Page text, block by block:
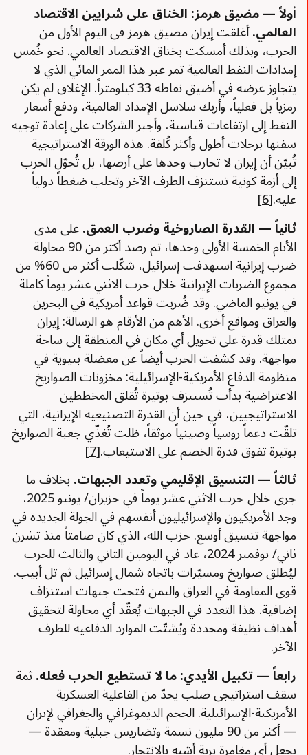
أولاً — مضيق هرمز: الخناق على شرايين الاقتصاد
العالمي.أغلقت إيران مضيق هرمز في اليوم الأول من
الحرب، وبذلك أمسكت بخناق الاقتصاد العالمي. نحو خُمس
إمدادات النفط العالمية تمر عبر هذا الممر المائي الذي لا
يتجاوز عرضه في أضيق نقاطه 33 كيلومتراً. الإغلاق لم يكن
رمزياً بل فعلياً، وأربك سلاسل الإمداد العالمية، ودفع أسعار
النفط إلى ارتفاعات قياسية، وأجبر الشركات على إعادة توجيه
سفنها برحلات أطول وأكثر كُلفة. هذه الورقة الاستراتيجية
تُبيّن أن إيران لا تحارب وحدها على أرضها، بل تُحوّل الحرب
إلى أزمة كونية تستنزف الطرف الآخر وتجلب ضغطاً دولياً
عليه.[6]
ثانياً — القدرة الصاروخية وضرب العمق.على مدى
الأيام الخمسة الأولى وحدها، تم رصد أكثر من 90 محاولة
ضرب إيرانية استهدفت إسرائيل، شكّلت أكثر من 60% من
مجموع الضربات الإيرانية خلال حرب الاثني عشر يوماً كاملة
في يونيو الماضي. وقد ضُربت قواعد أمريكية في البحرين
والعراق ومواقع أخرى. الأهم من الأرقام هو الرسالة: إيران
تمتلك قدرة على تحويل أي مكان في المنطقة إلى ساحة
مواجهة. وقد كشفت الحرب أيضاً عن معضلة بنيوية في
منظومة الدفاع الأمريكية-الإسرائيلية: مخزونات الصواريخ
الاعتراضية بدأت تُستنزف بوتيرة تُقلق المخططين
الاستراتيجيين، في حين أن القدرة التصنيعية الإيرانية، التي
تلقّت دعماً روسياً وصينياً موثقاً، ظلت تُغذّي جعبة الصواريخ
بوتيرة تفوق قدرة الخصم على الاستيعاب.[7]
ثالثاً — التنسيق الإقليمي وتعدد الجبهات.بخلاف ما
جرى خلال حرب الاثني عشر يوماً في حزيران/ يونيو 2025،
وجد الأمريكيون والإسرائيليون أنفسهم في الجولة الجديدة في
مواجهة تنسيق أوسع. حزب الله، الذي كان صامتاً منذ تشرن
ثاني/ نوفمبر 2024، عاد في اليومين الثاني والثالث للحرب
ليُطلق صواريخ ومسيّرات باتجاه شمال إسرائيل ثم تل أبيب.
قوى المقاومة في العراق واليمن فتحت جبهات استنزاف
إضافية. هذا التعدد في الجبهات يُعقّد أي محاولة لتحقيق
أهداف نظيفة ومحددة ويُشتّت الموارد الدفاعية للطرف
الآخر.
رابعاً — تكبيل الأيدي: ما لا تستطيع الحرب فعله.ثمة
سقف استراتيجي صلب يحدّ من الفاعلية العسكرية
الأمريكية-الإسرائيلية. الحجم الديموغرافي والجغرافي لإيران
— أكثر من 90 مليون نسمة وتضاريس جبلية ومعقدة —